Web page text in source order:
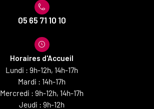
05 65 71 10 10
Horaires d'Accueil
Lundi : 9h-12h, 14h-17h
Mardi : 14h-17h
Mercredi : 9h-12h, 14h-17h
Jeudi : 9h-12h